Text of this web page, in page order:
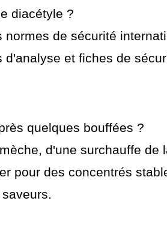
diacétyle ?
de sécurité
et fiches de
quelques bouffées ?
d'une surchauffe de
pour des concentrés